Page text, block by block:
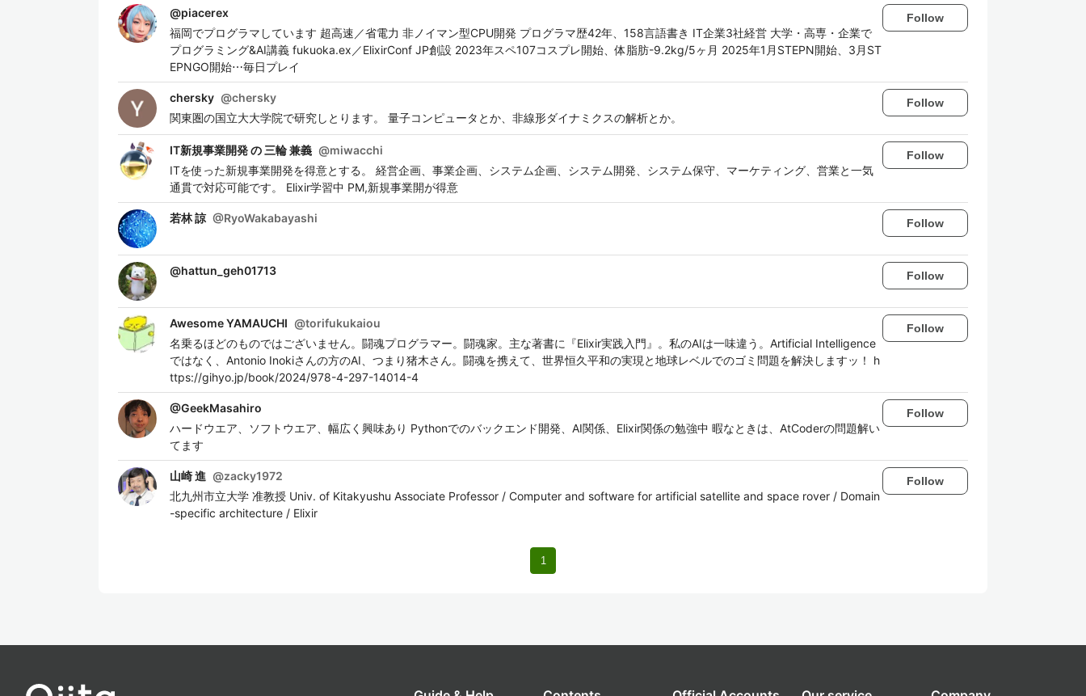
@piacerex
福岡でプログラマしています 超高速／省電力 非ノイマン型CPU開発 プログラマ歴42年、158言語書き IT企業3社経営 大学・高専・企業で
プログラミング&AI講義 fukuoka.ex／ElixirConf JP創設 2023年スペ107コスプレ開始、体脂肪-9.2kg/5ヶ月 2025年1月STEPN開始、3月ST
EPNGO開始⋯毎日プレイ
Follow
chersky @chersky
関東圏の国立大大学院で研究しとります。 量子コンピュータとか、非線形ダイナミクスの解析とか。
Follow
IT新規事業開発 の 三輪 兼義 @miwacchi
ITを使った新規事業開発を得意とする。 経営企画、事業企画、システム企画、システム開発、システム保守、マーケティング、営業と一気
通貫で対応可能です。 Elixir学習中 PM,新規事業開が得意
Follow
若林 諒 @RyoWakabayashi Follow
@hattun_geh01713 Follow
Awesome YAMAUCHI @torifukukaiou
名乗るほどのものではございません。闘魂プログラマー。闘魂家。主な著書に『Elixir実践入門』。私のAIは一味違う。Artificial Intelligence
ではなく、Antonio Inokiさんの方のAI、つまり猪木さん。闘魂を携えて、世界恒久平和の実現と地球レベルでのゴミ問題を解決しますッ！ h
ttps://gihyo.jp/book/2024/978-4-297-14014-4
Follow
@GeekMasahiro
ハードウエア、ソフトウエア、幅広く興味あり Pythonでのバックエンド開発、AI関係、Elixir関係の勉強中 暇なときは、AtCoderの問題解い
てます
Follow
山崎 進 @zacky1972
北九州市立大学 准教授 Univ. of Kitakyushu Associate Professor / Computer and software for artificial satellite and space rover / Domain
-specific architecture / Elixir
Follow
1